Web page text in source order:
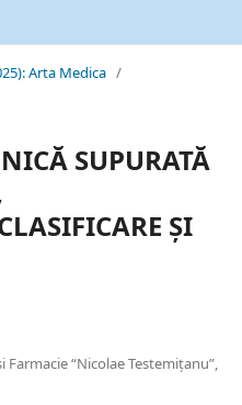
Arta Medica /
SUPURATĂ
ȘI
“Nicolae Testemiţanu”,